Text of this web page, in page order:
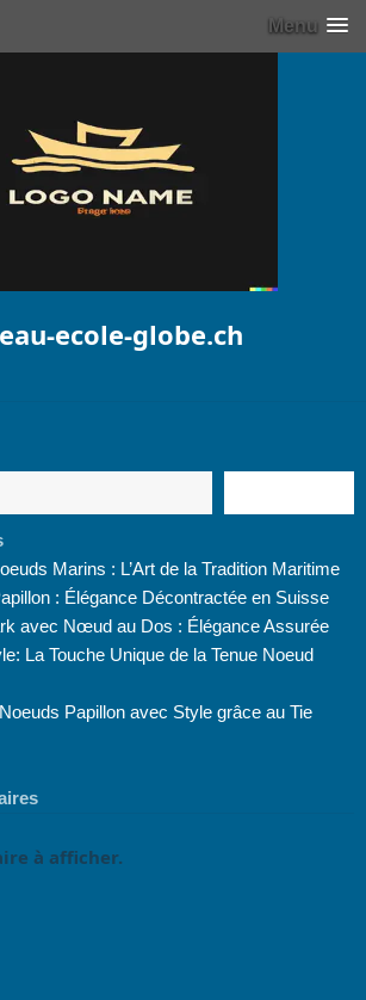
Menu
ecole-globe.ch
Marins : L’Art de la Tradition Maritime
: Élégance Décontractée en Suisse
avec Nœud au Dos : Élégance Assurée
La Touche Unique de la Tenue Noeud
Papillon avec Style grâce au Tie
à afficher.